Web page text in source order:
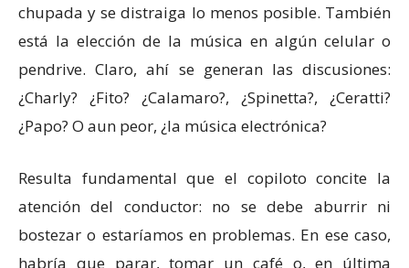
chupada y se distraiga lo menos posible. También
está la elección de la música en algún celular o
pendrive. Claro, ahí se generan las discusiones:
¿Charly? ¿Fito? ¿Calamaro?, ¿Spinetta?, ¿Ceratti?
¿Papo? O aun peor, ¿la música electrónica?
Resulta fundamental que el copiloto concite la
atención del conductor: no se debe aburrir ni
bostezar o estaríamos en problemas. En ese caso,
habría que parar, tomar un café o, en última